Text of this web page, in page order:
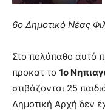
6ο Δημοτικό Νέας
Στο πολύπαθο αυτό
προκατ το 1ο
στιβάζονται 25
Δημοτική Αρχή δεν